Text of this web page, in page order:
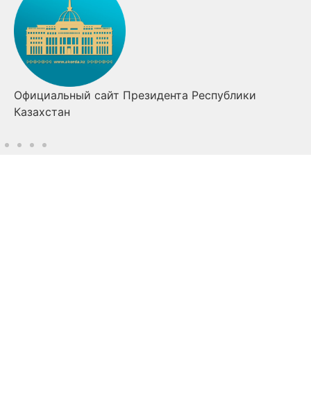
Официальный сайт Президента Республики
Казахстан